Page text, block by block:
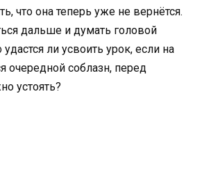
что она теперь уже не вернётся.
дальше и думать головой
ли усвоить урок, если на
очередной соблазн, перед
устоять?